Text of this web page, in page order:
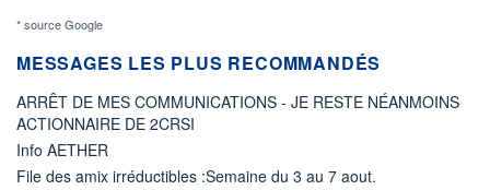
* source Google
MESSAGES LES PLUS RECOMMANDÉS
ARRÊT DE MES COMMUNICATIONS - JE RESTE NÉANMOINS
ACTIONNAIRE DE 2CRSI
Info AETHER
File des amix irréductibles :Semaine du 3 au 7 aout.